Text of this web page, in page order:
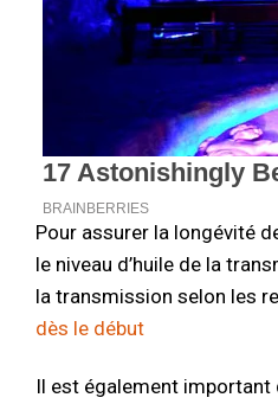
Pour assurer la longévité
le niveau d’huile de la
la transmission selon les
dès le début
Il est également